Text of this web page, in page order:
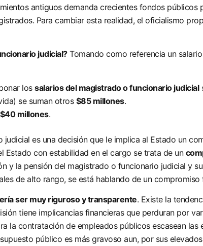
antiguos demanda crecientes fondos
Para cambiar esta realidad, el oficialismo
judicial?Tomando como referencia un
los salarios del magistrado o funcionario judicial
se suman otros$85 millones.
$40 millones.
es una decisión que le implica al Estado un
Estado con estabilidad en el cargo se trata de un
y la pensión del magistrado o funcionario judicial y
de alto rango, se está hablando de un compromiso
ser muy riguroso y transparente. Existe la
tiene implicancias financieras que perduran por
la contratación de empleados públicos escasean
público es más gravoso aun, por sus